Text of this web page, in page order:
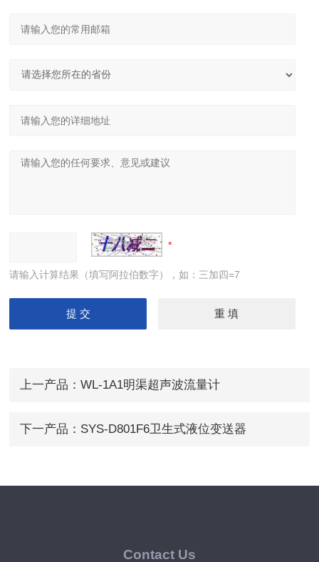
请输入计算结果（填写阿拉伯数字），如：三加四=7
上一产品： WL-1A1明渠超声波流量计
下一产品： SYS-D801F6卫生式液位变送器
Contact Us